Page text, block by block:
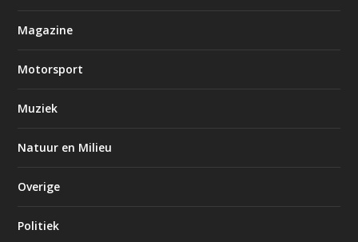
Magazine
Motorsport
Muziek
Natuur en Milieu
Overige
Politiek